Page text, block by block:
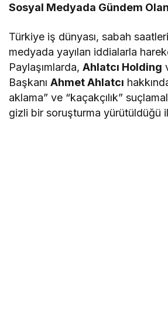
Sosyal Medyada Gündem
Türkiye iş dünyası, sabah
medyada yayılan iddialarla
Paylaşımlarda,Ahlatcı Holding
BaşkanıAhmet Ahlatcı
aklama” ve “kaçakçılık”
gizli bir soruşturma yürütüldüğü